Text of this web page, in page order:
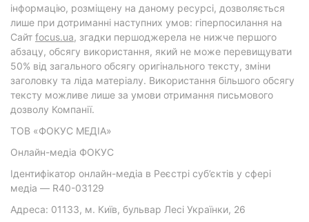
інформацію, розміщену на даному ресурсі, дозволяється
лише при дотриманні наступних умов: гіперпосилання на
Cайт focus.ua, згадки першоджерела не нижче першого
абзацу, обсягу використання, який не може перевищувати
50% від загального обсягу оригінального тексту, зміни
заголовку та ліда матеріалу. Використання більшого обсягу
тексту можливе лише за умови отримання письмового
дозволу Компанії.
ТОВ «ФОКУС МЕДІА»
Онлайн-медіа ФОКУС
Ідентифікатор онлайн-медіа в Реєстрі суб’єктів у сфері
медіа — R40-03129
Адреса: 01133, м. Київ, бульвар Лесі Українки, 26